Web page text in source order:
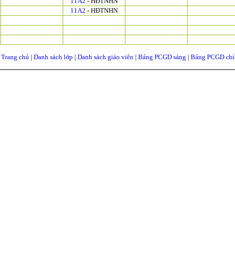
11A2 - HĐTNHN
Trang chủ| Danh sách lớp | Danh sách giáo viên| Bảng PCGD sáng | Bảng PCGD